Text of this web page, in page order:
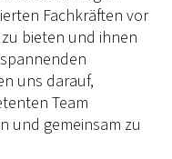
Fachkräften vor
bieten und ihnen
uns darauf,
Team
und gemeinsam zu